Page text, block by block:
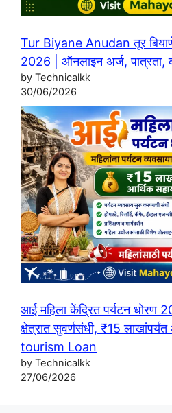
Tur Biyane Anudan तूर
2026 | ऑनलाइन अर्ज,
by Technicalkk
30/06/2026
आई महिला केंद्रित पर्यटन धोरण
क्षेत्रात सुवर्णसंधी, ₹15
tourism Loan
by Technicalkk
27/06/2026